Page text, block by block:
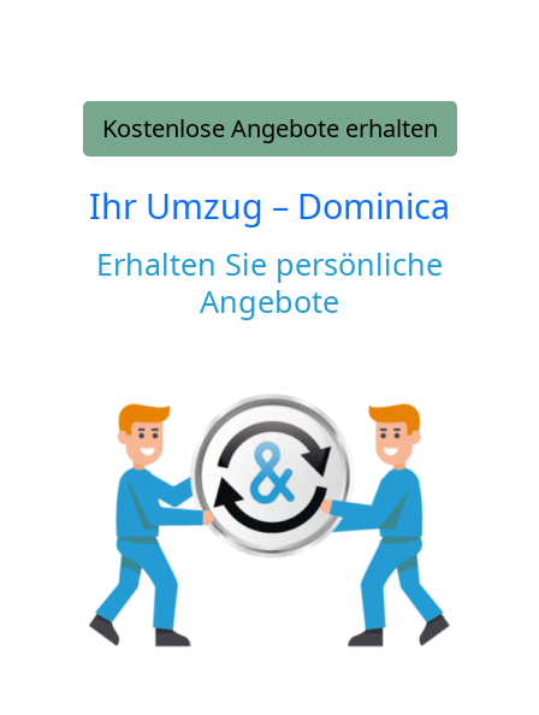
Kostenlose Angebote erhalten
Ihr Umzug – Dominica
Erhalten Sie persönliche
Angebote